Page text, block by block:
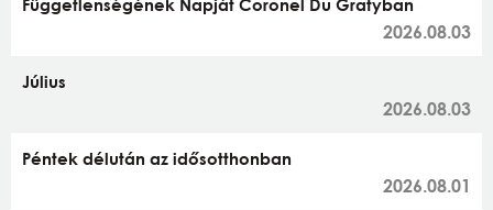
Függetlenségének Napját Coronel Du Gratyban
2026.08.03
Július
2026.08.03
Péntek délután az idősotthonban
2026.08.01